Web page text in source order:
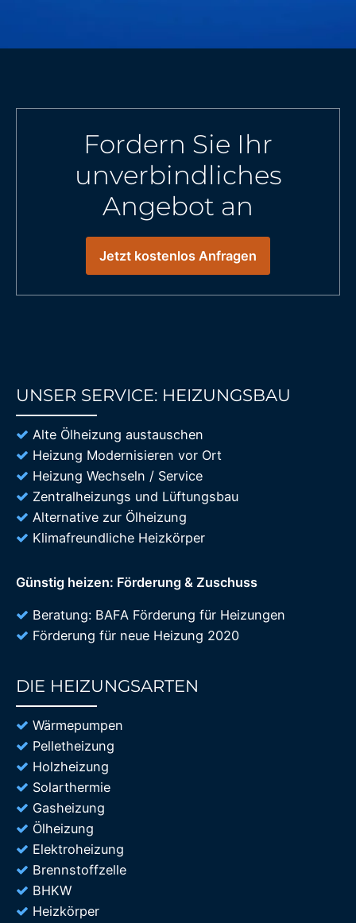
Fordern Sie Ihr
unverbindliches
Angebot an
Jetzt kostenlos Anfragen
UNSER SERVICE: HEIZUNGSBAU
Alte Ölheizung austauschen
Heizung Modernisieren vor Ort
Heizung Wechseln / Service
Zentralheizungs und Lüftungsbau
Alternative zur Ölheizung
Klimafreundliche Heizkörper
Günstig heizen: Förderung & Zuschuss
Beratung: BAFA Förderung für Heizungen
Förderung für neue Heizung 2020
DIE HEIZUNGSARTEN
Wärmepumpen
Pelletheizung
Holzheizung
Solarthermie
Gasheizung
Ölheizung
Elektroheizung
Brennstoffzelle
BHKW
Heizkörper